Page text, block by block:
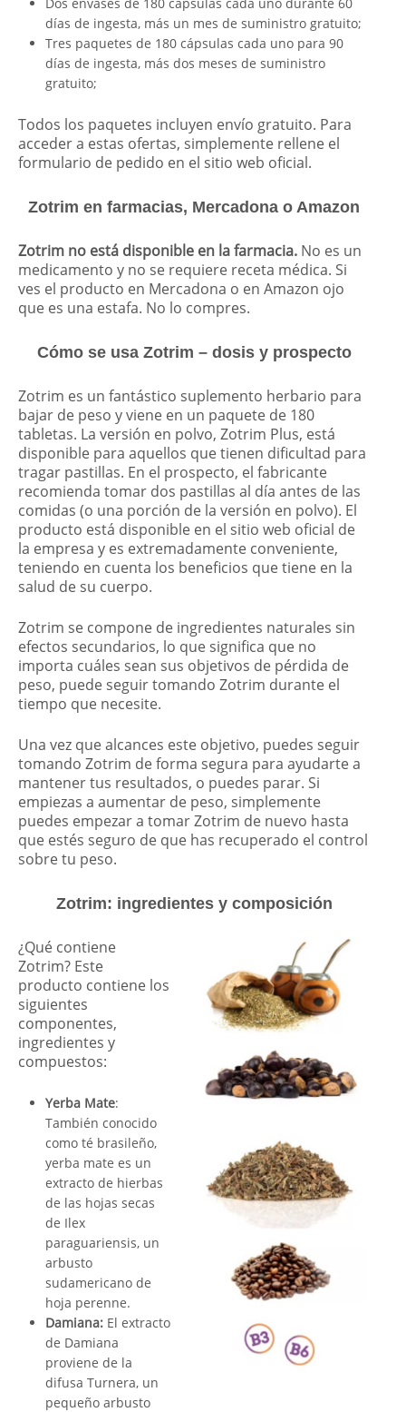
días de ingesta, más un mes de suministro gratuito;
Tres paquetes de 180 cápsulas cada uno para 90
días de ingesta, más dos meses de suministro
gratuito;
Todos los paquetes incluyen envío gratuito. Para
acceder a estas ofertas, simplemente rellene el
formulario de pedido en el sitio web oficial.
Zotrim en farmacias, Mercadona o Amazon
Zotrim no está disponible en la farmacia. No es un
medicamento y no se requiere receta médica. Si
ves el producto en Mercadona o en Amazon ojo
que es una estafa. No lo compres.
Cómo se usa Zotrim – dosis y prospecto
Zotrim es un fantástico suplemento herbario para
bajar de peso y viene en un paquete de 180
tabletas. La versión en polvo, Zotrim Plus, está
disponible para aquellos que tienen dificultad para
tragar pastillas. En el prospecto, el fabricante
recomienda tomar dos pastillas al día antes de las
comidas (o una porción de la versión en polvo). El
producto está disponible en el sitio web oficial de
la empresa y es extremadamente conveniente,
teniendo en cuenta los beneficios que tiene en la
salud de su cuerpo.
Zotrim se compone de ingredientes naturales sin
efectos secundarios, lo que significa que no
importa cuáles sean sus objetivos de pérdida de
peso, puede seguir tomando Zotrim durante el
tiempo que necesite.
Una vez que alcances este objetivo, puedes seguir
tomando Zotrim de forma segura para ayudarte a
mantener tus resultados, o puedes parar. Si
empiezas a aumentar de peso, simplemente
puedes empezar a tomar Zotrim de nuevo hasta
que estés seguro de que has recuperado el control
sobre tu peso.
Zotrim: ingredientes y composición
¿Qué contiene
Zotrim? Este
producto contiene los
siguientes
componentes,
ingredientes y
compuestos:
Yerba Mate:
También conocido
como té brasileño,
yerba mate es un
extracto de hierbas
de las hojas secas
de Ilex
paraguariensis, un
arbusto
sudamericano de
hoja perenne.
Damiana: El extracto
de Damiana
proviene de la
difusa Turnera, un
pequeño arbusto